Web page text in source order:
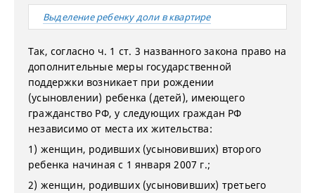
Выделение ребенку доли в квартире
Так, согласно ч. 1 ст. 3 названного закона право на
дополнительные меры государственной
поддержки возникает при рождении
(усыновлении) ребенка (детей), имеющего
гражданство РФ, у следующих граждан РФ
независимо от места их жительства:
1) женщин, родивших (усыновивших) второго
ребенка начиная с 1 января 2007 г.;
2) женщин, родивших (усыновивших) третьего